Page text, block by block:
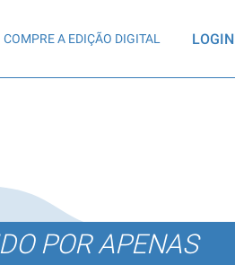
COMPRE A EDIÇÃO DIGITAL LOGIN
POR APENAS